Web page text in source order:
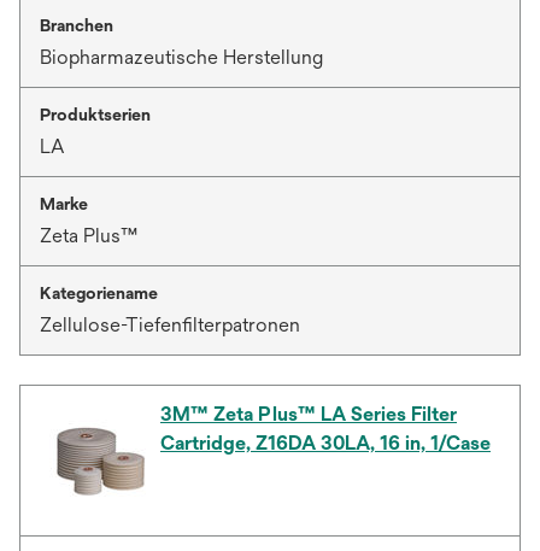
Branchen
Biopharmazeutische Herstellung
Produktserien
LA
Marke
Zeta Plus™
Kategoriename
Zellulose-Tiefenfilterpatronen
3M™ Zeta Plus™ LA Series Filter
Cartridge, Z16DA 30LA, 16 in, 1/Case